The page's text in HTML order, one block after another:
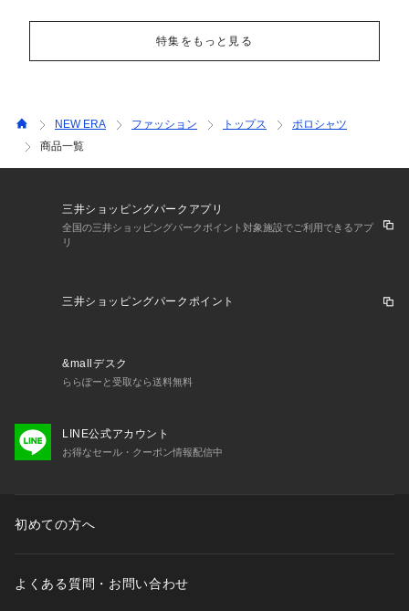
特集をもっと見る
NEW ERA ファッション トップス
ポロシャツ
商品一覧
三井ショッピングパークアプリ
全国の三井ショッピングパークポイント対象施設でご利用できるアプ
リ
三井ショッピングパークポイント
&mallデスク
ららぽーと受取なら送料無料
LINE公式アカウント
お得なセール・クーポン情報配信中
初めての方へ
よくある質問・お問い合わせ